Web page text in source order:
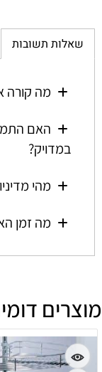
שאלות תשובות
מה קורה
האם
במדויק?
מהי
מה זמן
מוצרים